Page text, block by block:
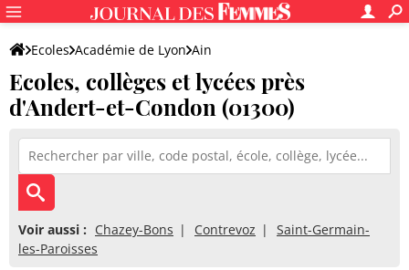
Ecoles Académie de Lyon Ain
Ecoles, collèges et lycées près
d'Andert-et-Condon (01300)
Voir aussi : Chazey-Bons Contrevoz
Saint-Germain-
les-Paroisses